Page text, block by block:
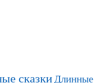
сказки Длинные